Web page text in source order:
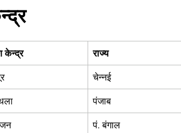
केन्द्र राज्य
चेन्नई
पंजाब
पं. बंगाल